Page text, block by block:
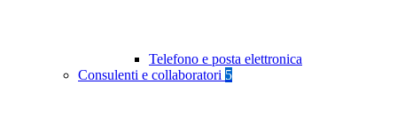
Telefono e posta elettronica
Consulenti e collaboratori 5